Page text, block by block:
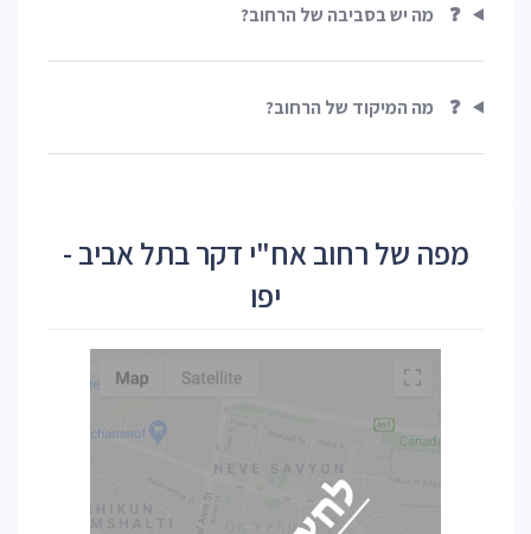
❓ מה יש בסביבה של הרחוב?
❓ מה המיקוד של הרחוב?
מפה של רחוב אח"י דקר בתל אביב -
יפו